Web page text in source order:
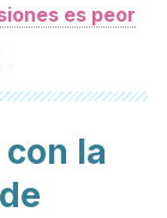
es peor
la